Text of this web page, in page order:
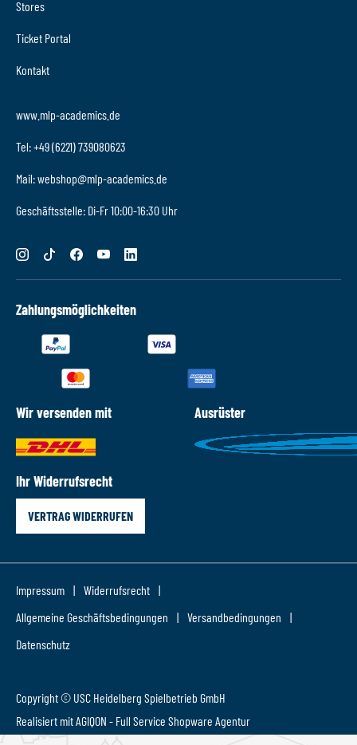
Stores
Ticket Portal
Kontakt
www.mlp-academics.de
Tel: +49 (6221) 739080623
Mail: webshop@mlp-academics.de
Geschäftsstelle: Di-Fr 10:00-16:30 Uhr
Zahlungsmöglichkeiten
Wir versenden mit Ausrüster
Ihr Widerrufsrecht
VERTRAG WIDERRUFEN
Copyright © USC Heidelberg Spielbetrieb GmbH
Impressum
Widerrufsrecht
Allgemeine Geschäftsbedingungen
Versandbedingungen
Datenschutz
Realisiert mit AGIQON - Full Service Shopware Agentur